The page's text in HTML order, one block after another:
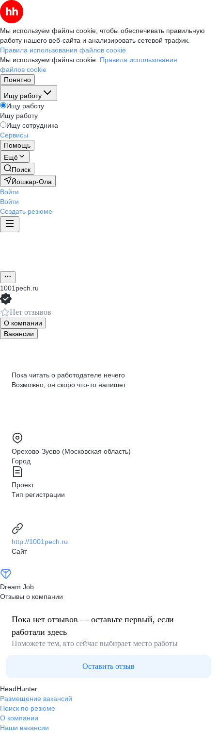
Мы используем файлы cookie, чтобы обеспечивать правильную
работу нашего веб-сайта и анализировать сетевой трафик.
Правила использования файлов cookie
Мы используем файлы cookie. Правила использования
файлов cookie
Понятно
Ищу работу
Ищу работу
Ищу работу
Ищу сотрудника
Сервисы
Помощь
Ещё
Поиск
Йошкар-Ола
Войти
Войти
Создать резюме
1001pech.ru
Нет отзывов
О компании
Вакансии
Пока читать о работодателе нечего
Возможно, он скоро что‑то напишет
Орехово-Зуево (Московская область)
Город
Проект
Тип регистрации
http://1001pech.ru
Сайт
Dream Job
Отзывы о компании
Пока нет отзывов — оставьте первый, если
работали здесь
Поможете тем, кто сейчас выбирает место работы
Оставить отзыв
HeadHunter
Размещение вакансий
Поиск по резюме
О компании
Наши вакансии